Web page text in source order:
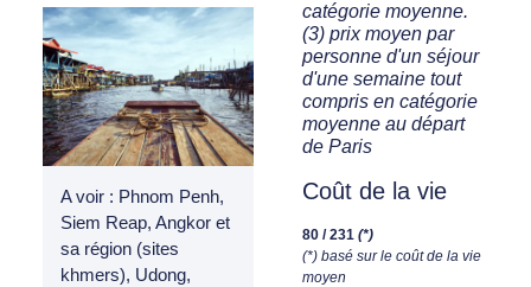
A voir : Phnom Penh,
Siem Reap, Angkor et
sa région (sites
khmers), Udong,
catégorie moyenne.
(3) prix moyen par
personne d'un séjour
d'une semaine tout
compris en catégorie
moyenne au départ
de Paris
Coût de la vie
80 / 231 (*)
(*) basé sur le coût de la vie
moyen